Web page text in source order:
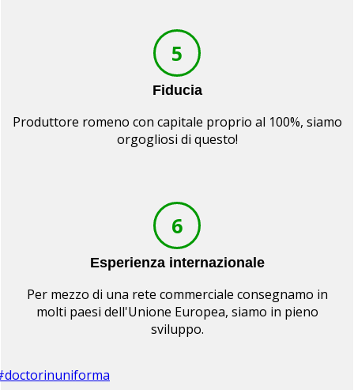
5
Fiducia
Produttore romeno con capitale proprio al 100%, siamo
orgogliosi di questo!
6
Esperienza internazionale
Per mezzo di una rete commerciale consegnamo in
molti paesi dell'Unione Europea, siamo in pieno
sviluppo.